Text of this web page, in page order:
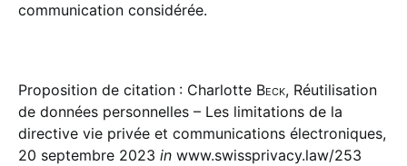
commu­ni­ca­tion considérée.
Proposition de citation : Charlotte Beck, Réutilisation
de données personnelles – Les limitations de la
directive vie privée et communications électroniques,
20 septembre 2023 in www.swissprivacy.law/253